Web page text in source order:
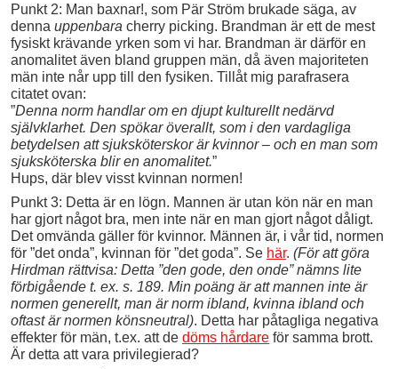
Punkt 2: Man baxnar!, som Pär Ström brukade säga, av
denna uppenbara cherry picking. Brandman är ett de mest
fysiskt krävande yrken som vi har. Brandman är därför en
anomalitet även bland gruppen män, då även majoriteten
män inte når upp till den fysiken. Tillåt mig parafrasera
citatet ovan:
”Denna norm handlar om en djupt kulturellt nedärvd
självklarhet. Den spökar överallt, som i den vardagliga
betydelsen att sjuksköterskor är kvinnor – och en man som
sjuksköterska blir en anomalitet.”
Hups, där blev visst kvinnan normen!
Punkt 3: Detta är en lögn. Mannen är utan kön när en man
har gjort något bra, men inte när en man gjort något dåligt.
Det omvända gäller för kvinnor. Männen är, i vår tid, normen
för ”det onda”, kvinnan för ”det goda”. Se här. (För att göra
Hirdman rättvisa: Detta ”den gode, den onde” nämns lite
förbigående t. ex. s. 189. Min poäng är att mannen inte är
normen generellt, man är norm ibland, kvinna ibland och
oftast är normen könsneutral). Detta har påtagliga negativa
effekter för män, t.ex. att de döms hårdare för samma brott.
Är detta att vara privilegierad?